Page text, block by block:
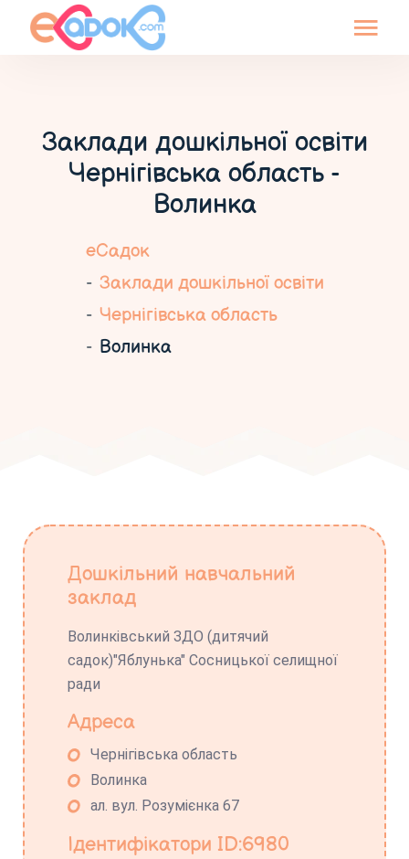
Заклади дошкільної освіти
Чернігівська область -
Волинка
еСадок
Заклади дошкільної освіти
Чернігівська область
Волинка
Дошкільний навчальний
заклад
Волинківський ЗДО (дитячий
садок)"Яблунька" Сосницької селищної
ради
Адреса
Чернігівська область
Волинка
ал. вул. Розумієнка 67
Ідентифікатори ID:6980